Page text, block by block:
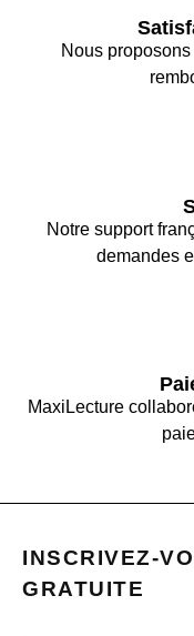
Nous
Notre support
demandes
MaxiLecture
INSCRIVEZ-
GRATUITE